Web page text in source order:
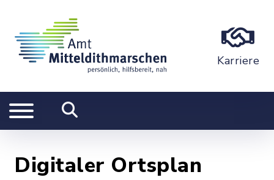
Karriere
Digitaler Ortsplan